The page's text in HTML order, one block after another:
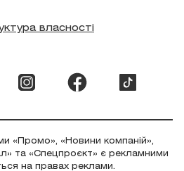
власності
«Промо», «Новини компаній»,
та «Спецпроєкт» є рекламними
на правах реклами.